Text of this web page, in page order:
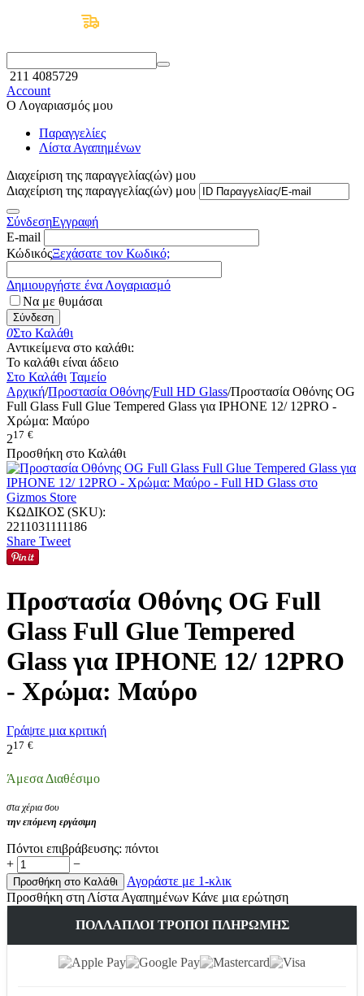
211 4085729
Account
Ο Λογαριασμός μου
Παραγγελίες
Λίστα Αγαπημένων
Διαχείριση της παραγγελίας(ών) μου
Διαχείριση της παραγγελίας(ών) μου
ΣύνδεσηΕγγραφή
E-mail
ΚώδικόςΞεχάσατε τον Κωδικό;
Δημιουργήστε ένα Λογαριασμό
Να με θυμάσαι
Σύνδεση
0Στο Καλάθι
Αντικείμενα στο καλάθι:
Το καλάθι είναι άδειο
Στο Καλάθι Ταμείο
Αρχική/Προστασία Οθόνης/Full HD Glass/Προστασία Οθόνης OG
Full Glass Full Glue Tempered Glass για IPHONE 12/ 12PRO -
Χρώμα: Μαύρο
217 €
Προσθήκη στο Καλάθι
ΚΩΔΙΚΟΣ (SKU):
2211031111186
Share Tweet
Προστασία Οθόνης OG Full
Glass Full Glue Tempered
Glass για IPHONE 12/ 12PRO
- Χρώμα: Μαύρο
Γράψτε μια κριτική
217 €
Άμεσα Διαθέσιμο
στα χέρια σου
την επόμενη εργάσιμη
Πόντοι επιβράβευσης: πόντοι
+
−
Προσθήκη στο Καλάθι
Αγοράστε με 1-κλικ
Προσθήκη στη Λίστα Αγαπημένων Κάνε μια ερώτηση
ΠΟΛΛΑΠΛΟΊ ΤΡΌΠΟΙ ΠΛΗΡΩΜΉΣ